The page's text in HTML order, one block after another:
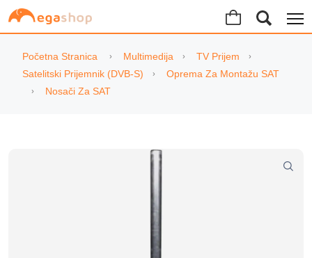
Početna Stranica Multimedija
TV Prijem
Satelitski Prijemnik (DVB-S)
Oprema Za Montažu SAT
Nosači Za SAT